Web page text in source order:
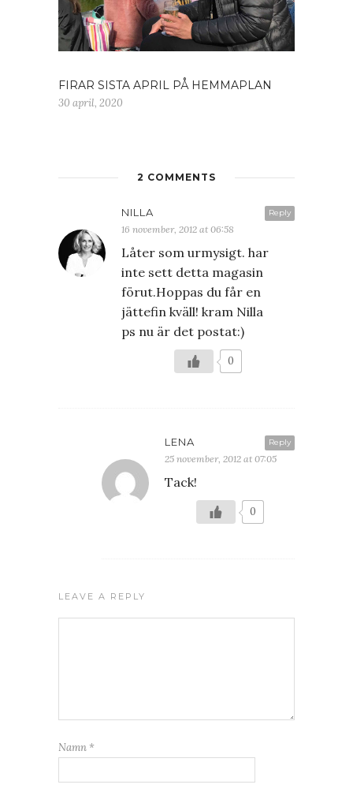
FIRAR SISTA APRIL PÅ HEMMAPLAN
30 april, 2020
2 COMMENTS
Reply
NILLA
16 november, 2012 at 06:58
Låter som urmysigt. har
inte sett detta magasin
förut.Hoppas du får en
jättefin kväll! kram Nilla
ps nu är det postat:)
0
Reply
LENA
25 november, 2012 at 07:05
Tack!
0
LEAVE A REPLY
Namn *